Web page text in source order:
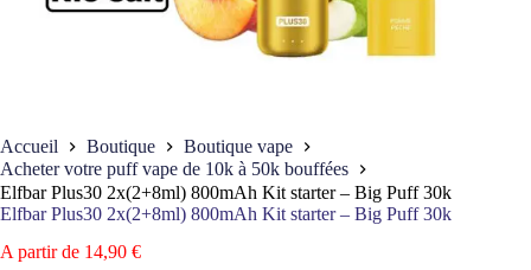
Accueil Boutique
Boutique vape
Acheter votre puff vape de 10k à 50k bouffées
Elfbar Plus30 2x(2+8ml) 800mAh Kit starter – Big Puff 30k
Elfbar Plus30 2x(2+8ml) 800mAh Kit starter – Big Puff 30k
A partir de 14,90 €